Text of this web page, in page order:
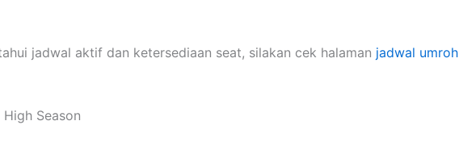
jadwal aktif dan ketersediaan seat, silakan cek halaman jadwal umroh
Season